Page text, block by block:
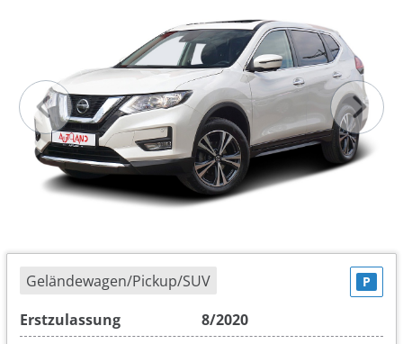
Geländewagen/Pickup/SUV P
Erstzulassung
8/2020